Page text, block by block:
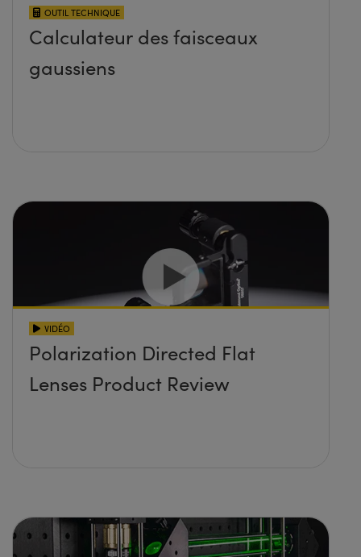
OUTIL TECHNIQUE
Calculateur des faisceaux
gaussiens
VIDÉO
Polarization Directed Flat
Lenses Product Review